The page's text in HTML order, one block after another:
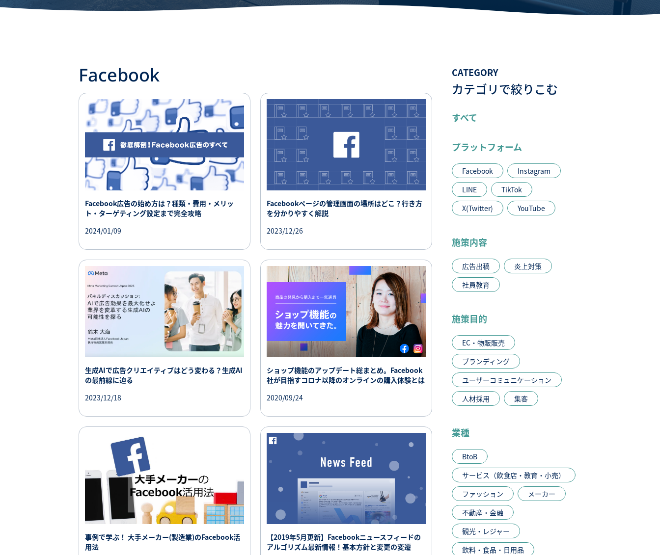
Facebook
Facebook広告の始め方は？種類・費用・メリッ
ト・ターゲティング設定まで完全攻略
2024/01/09
Facebookページの管理画面の場所はどこ？行き方
を分かりやすく解説
2023/12/26
生成AIで広告クリエイティブはどう変わる？生成AI
の最前線に迫る
2023/12/18
ショップ機能のアップデート総まとめ。Facebook
社が目指すコロナ以降のオンラインの購入体験とは
2020/09/24
事例で学ぶ！ 大手メーカー(製造業)のFacebook活
用法
【2019年5月更新】Facebookニュースフィードの
アルゴリズム最新情報！基本方針と変更の変遷
CATEGORY
カテゴリで絞りこむ
すべて
プラットフォーム
Facebook
Instagram
LINE
TikTok
X(Twitter)
YouTube
施策内容
広告出稿
炎上対策
社員教育
施策目的
EC・物販販売
ブランディング
ユーザーコミュニケーション
人材採用
集客
業種
BtoB
サービス（飲食店・教育・小売）
ファッション
メーカー
不動産・金融
観光・レジャー
飲料・食品・日用品